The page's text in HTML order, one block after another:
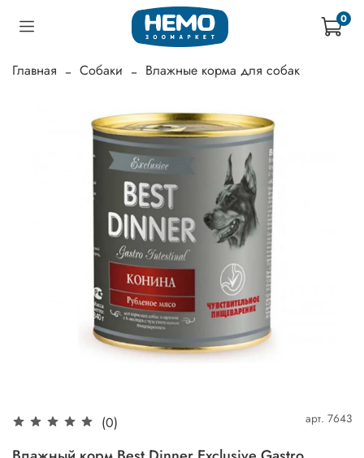
0
Главная Собаки Влажные корма для собак
(0) арт. 7643